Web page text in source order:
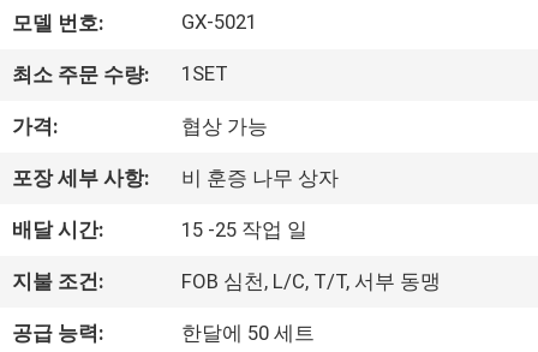
여
공
장
여
모델 번호: GX-5021
최소 주문 수량: 1SET
가격: 협상 가능
포장 세부 사항: 비 훈증 나무 상자
배달 시간: 15 -25 작업 일
지불 조건: FOB 심천, L/C, T/T, 서부 동맹
공급 능력: 한달에 50 세트